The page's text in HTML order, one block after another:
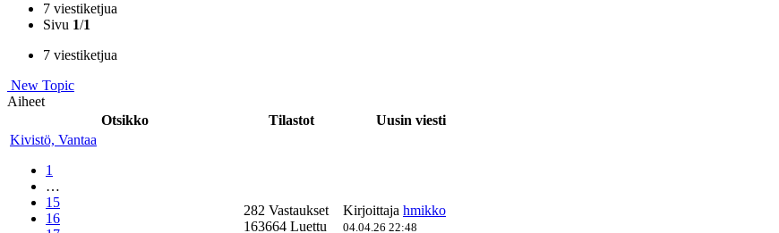
7 viestiketjua
Sivu 1/1
7 viestiketjua
New Topic
Aiheet
Otsikko
Tilastot
Uusin viesti
Kivistö, Vantaa
1
…
15
16
282 Vastaukset
163664 Luettu
Kirjoittaja hmikko
04.04.26 22:48